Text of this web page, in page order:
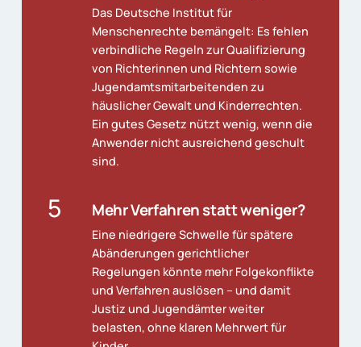
Das Deutsche Institut für
Menschenrechte bemängelt: Es fehlen
verbindliche Regeln zur Qualifizierung
von Richterinnen und Richtern sowie
Jugendamtsmitarbeitenden zu
häuslicher Gewalt und Kinderrechten.
Ein gutes Gesetz nützt wenig, wenn die
Anwender nicht ausreichend geschult
sind.
5 Mehr Verfahren statt weniger?
Eine niedrigere Schwelle für spätere
Abänderungen gerichtlicher
Regelungen könnte mehr Folgekonflikte
und Verfahren auslösen – und damit
Justiz und Jugendämter weiter
belasten, ohne klaren Mehrwert für